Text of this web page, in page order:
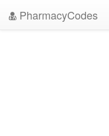
PharmacyCodes